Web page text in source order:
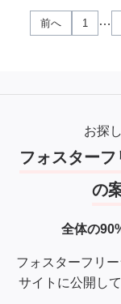
コンテナ技術:
構成管理: Terraform
・言語：Typescript
・UIライブラリ:
・インフラ基盤:
・クラウド：AWS
・監視: BugSnag
【備考】
・アダルトコンテ
・貸与PCはなく
前へ 1 …
お探
フォスター
の
全体の
フォスターフリ
サイトに公開し